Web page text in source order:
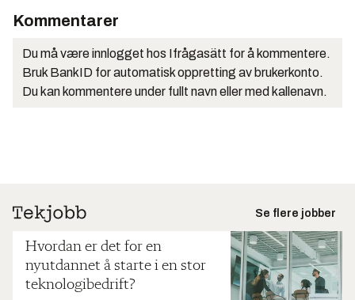
Kommentarer
Du må være innlogget hos Ifrågasätt for å kommentere.
Bruk BankID for automatisk oppretting av brukerkonto.
Du kan kommentere under fullt navn eller med kallenavn.
Se flere jobber
Hvordan er det for en
nyutdannet å starte i en stor
teknologibedrift?